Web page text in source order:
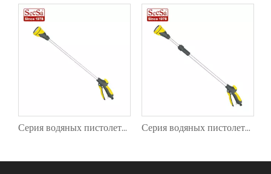
Серия водяных пистолетов SXG-31005 Серия водяных пистолетов SXG-31006